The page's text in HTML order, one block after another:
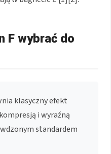
F wybrać do
klasyczny efekt
i wyraźną
standardem